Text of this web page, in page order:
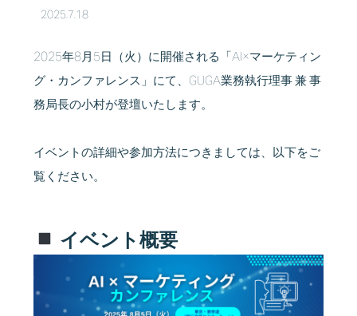
2025.7.18
2025年8月5日（火）に開催される 「AI×マーケティン
グ・カンファレンス」 にて、GUGA業務執行理事 兼 事
務局長の小村が登壇いたします。
イベントの詳細や参加方法につきましては、以下をご
覧ください。
イベント概要